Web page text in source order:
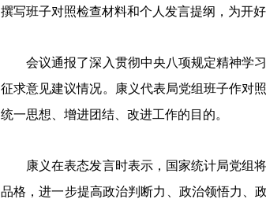
撰写班子对照检查材料和个人发言提纲，为开
会议通报了深入贯彻中央八项规定精神学习
征求意见建议情况。康义代表局党组班子作对
统一思想、增进团结、改进工作的目的。
康义在表态发言时表示，国家统计局党组将
品格，进一步提高政治判断力、政治领悟力、